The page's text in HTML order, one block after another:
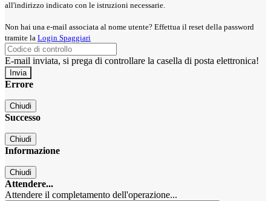
all'indirizzo indicato con le istruzioni necessarie.
Non hai una e-mail associata al nome utente? Effettua il reset della password
tramite la Login Spaggiari
E-mail inviata, si prega di controllare la casella di posta elettronica!
Errore
Chiudi
Successo
Chiudi
Informazione
Chiudi
Attendere...
Attendere il completamento dell'operazione...